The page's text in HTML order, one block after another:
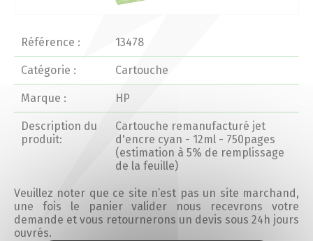
Professionnels
Particuliers
Catalogue
Référence : 13478
Catégorie : Cartouche
Marque : HP
Description du
produit:
Cartouche remanufacturé jet
d'encre cyan - 12ml - 750pages
(estimation à 5% de remplissage
de la feuille)
Veuillez noter que ce site n’est pas un site marchand,
une fois le panier valider nous recevrons votre
demande et vous retournerons un devis sous 24h jours
ouvrés.